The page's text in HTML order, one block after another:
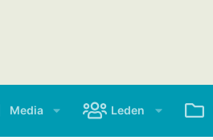
Media Leden